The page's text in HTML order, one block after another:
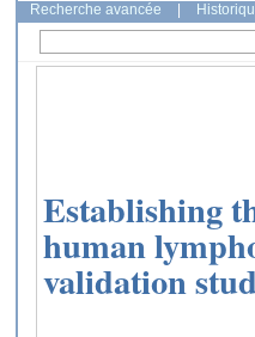
Recherche avancée
Establishing
human
validation